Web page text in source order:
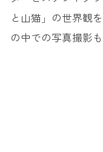
と山猫」の世界観
の中での写真撮影